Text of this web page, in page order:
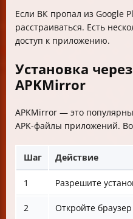
Если ВК пропал из Google
расстраиваться. Есть
доступ к приложению.
Установка
APKMirror
APKMirror — это
APK-файлы приложений.
Шаг Действие
1 Разрешите
2 Откройте